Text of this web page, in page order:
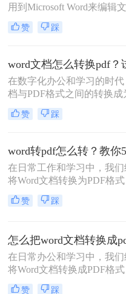
用到Microsoft Word来编辑
而，有时我们需要将Word文
PDF格式以便于分享、打印
怎么另存为PDF格式，并提
法供您选择。
赞 踩
在数字化办公和学习的时代
档与PDF格式之间的转换成
操作中的一项基本技能。
其编辑灵活性和内容丰富性
容性、格式稳定性和安全性
和存档的首选。本文将详细
文档怎么转换pdf，包括使
Word、在线转换工具以及
等多种方法。
赞 踩
在日常工作和学习中，我
将Word文档转换为PDF格
分享、打印或保持文档格式
性。那么word转pdf怎么转
的转换。
赞 踩
在日常办公和学习中，我
将Word文档转换成PDF格
不同设备、不同操作系统上
赞 踩